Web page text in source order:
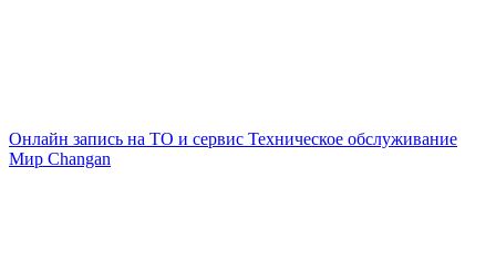
Онлайн запись на ТО и сервис Техническое обслуживание
Мир Changan